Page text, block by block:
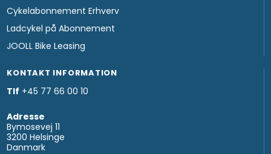
Cykelabonnement Erhverv
Ladcykel på Abonnement
JOOLL Bike Leasing
KONTAKT INFORMATION
Tlf +45 77 66 00 10
Adresse
Bymosevej 11
3200 Helsinge
Danmark